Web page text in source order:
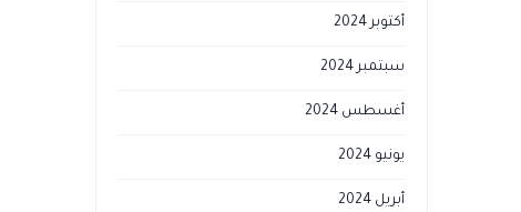
أكتوبر 2024
سبتمبر 2024
أغسطس 2024
يونيو 2024
أبريل 2024